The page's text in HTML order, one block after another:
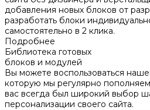
добавления новых блоков от
разработать блоки
самостоятельно в 2 клика.
Подробнее
Библиотека готовых
блоков и модулей
Вы можете воспользоваться
которую мы регулярно
вас всегда был широкий выбор
персонализации своего сайта.